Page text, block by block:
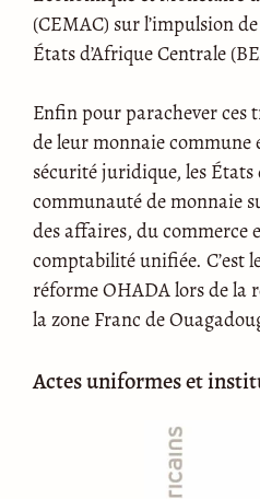
(CEMAC) sur l’impulsion
États d’Afrique Centrale
Enfin pour parachever ces
de leur monnaie
sécurité juridique, les États
communauté de monnaie
des affaires, du commerce
comptabilité unifiée. C’est
réforme OHADA lors de la
la zone Franc de
Actes uniformes et